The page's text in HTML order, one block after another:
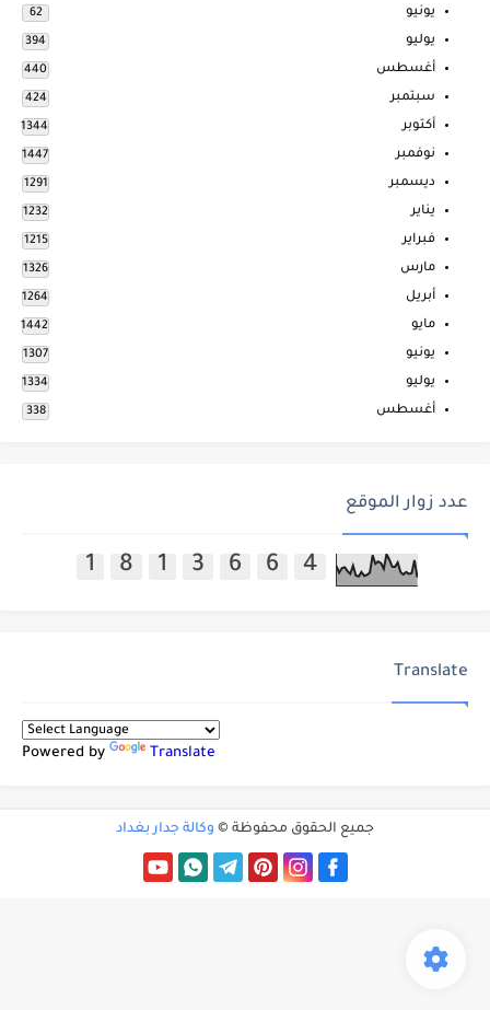
يونيو 62
يوليو 394
أغسطس 440
سبتمبر 424
أكتوبر 1344
نوفمبر 1447
ديسمبر 1291
يناير 1232
فبراير 1215
مارس 1326
أبريل 1264
مايو 1442
يونيو 1307
يوليو 1334
أغسطس 338
عدد زوار الموقع
1 8 1 3 6 6 4
Translate
Powered by Translate
جميع الحقوق محفوظة © وكالة جدار بغداد